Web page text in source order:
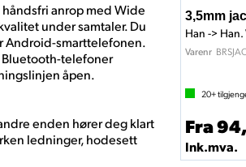
anrop med Wide
under samtaler. Du
Android-smarttelefonen.
Bluetooth-telefoner
åpen.
enden hører deg klart
ledninger, hodesett
3,5mm
Han ->
Varenr
20+
Fra
Ink.mva.